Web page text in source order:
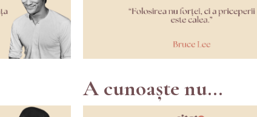
A cunoaște nu...